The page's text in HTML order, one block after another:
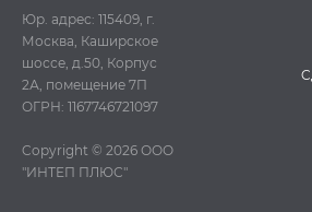
Юр. адрес: 115409, г.
Москва, Каширское
шоссе, д.50, Корпус
2А, помещение 7П
ОГРН: 1167746721097
Copyright © 2026 ООО
"ИНТЕП ПЛЮС"